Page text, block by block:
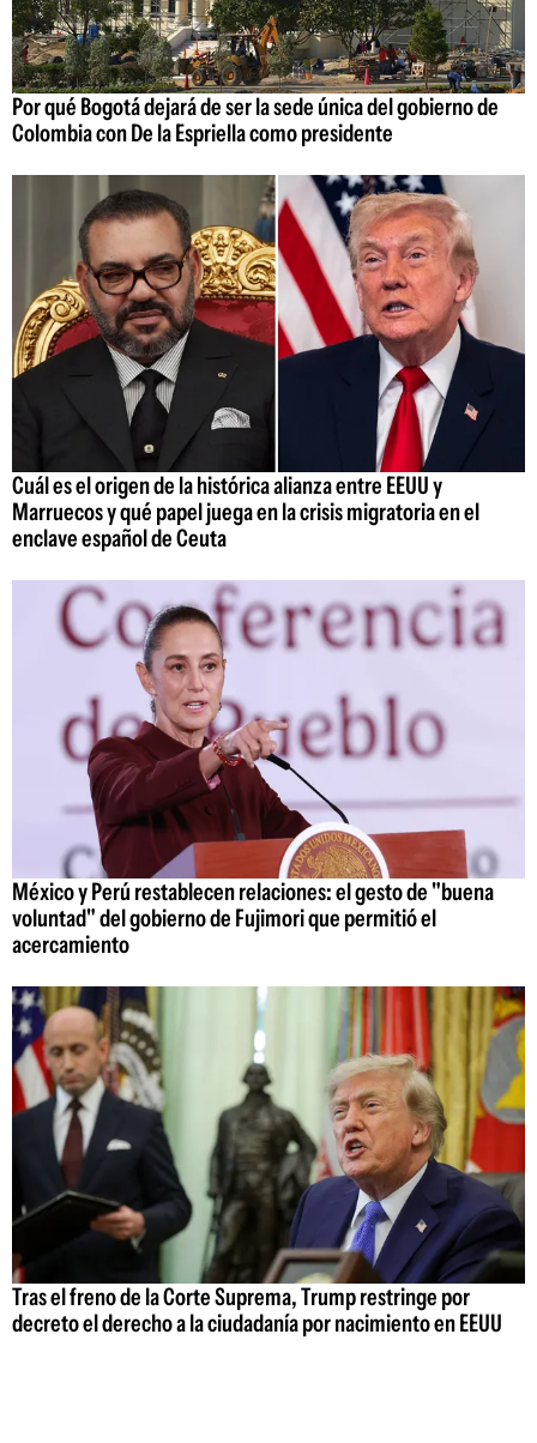
Por qué Bogotá dejará de ser la sede única del gobierno de
Colombia con De la Espriella como presidente
Cuál es el origen de la histórica alianza entre EEUU y
Marruecos y qué papel juega en la crisis migratoria en el
enclave español de Ceuta
México y Perú restablecen relaciones: el gesto de "buena
voluntad" del gobierno de Fujimori que permitió el
acercamiento
Tras el freno de la Corte Suprema, Trump restringe por
decreto el derecho a la ciudadanía por nacimiento en EEUU